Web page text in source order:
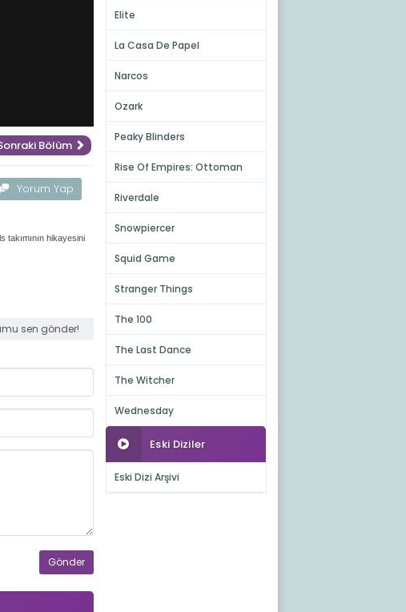
Bölüm
Yorum Yap
takımının hikayesini
sen gönder!
Elite
La Casa De Papel
Narcos
Ozark
Peaky Blinders
Rise Of Empires: Ottoman
Riverdale
Snowpiercer
Squid Game
Stranger Things
The 100
The Last Dance
The Witcher
Wednesday
Eski Diziler
Eski Dizi Arşivi